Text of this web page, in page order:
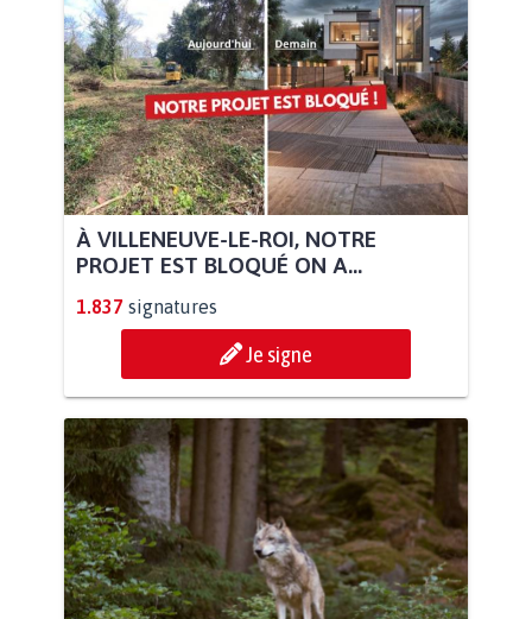
À VILLENEUVE-LE-ROI, NOTRE
PROJET EST BLOQUÉ ON A...
1.837 signatures
Je signe